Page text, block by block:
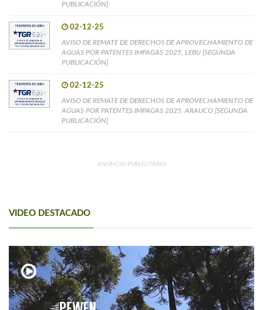
PUBLICACIÓN]
02-12-25
AVISO DE REMATE DE DERECHOS DE APROVECHAMIENTO DE
AGUAS POR PATENTES IMPAGAS 2025, LEBU [SEGUNDA
PUBLICACIÓN]
02-12-25
AVISO DE REMATE DE DERECHOS DE APROVECHAMIENTO DE
AGUAS POR PATENTES IMPAGAS 2025, ARAUCO [SEGUNDA
PUBLICACIÓN]
ANUNCIO PUBLICITARIO
VIDEO DESTACADO